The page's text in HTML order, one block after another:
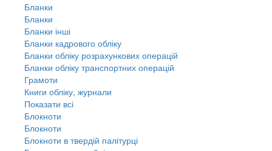
Бланки
Бланки
Бланки інші
Бланки кадрового обліку
Бланки обліку розрахункових операцій
Бланки обліку транспортних операцій
Грамоти
Книги обліку, журнали
Показати всі
Блокноти
Блокноти
Блокноти в твердій палітурці